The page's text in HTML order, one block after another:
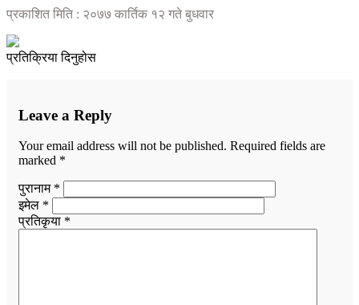
प्रकाशित मिति : २०७७ कार्तिक १२ गते बुधवार
प्रतिक्रिया दिनुहोस
Leave a Reply
Your email address will not be published. Required fields are
marked *
पुरानाम *
इमेल *
प्रतिकृया *